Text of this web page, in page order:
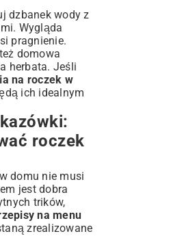
dzbanek wody z
Wygląda
pragnienie.
domowa
herbata. Jeśli
na roczek w
ich idealnym
roczek
domu nie musi
jest dobra
trików,
na menu
zrealizowane